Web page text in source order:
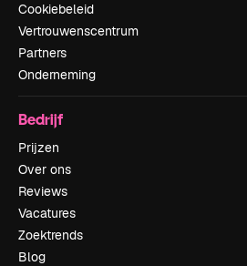
Cookiebeleid
Vertrouwenscentrum
Partners
Onderneming
Bedrijf
Prijzen
Over ons
Reviews
Vacatures
Zoektrends
Blog